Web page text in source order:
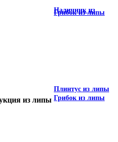
Наличник из
Грибок из липы
Грибок из липы
Плинтус из липы
из липы